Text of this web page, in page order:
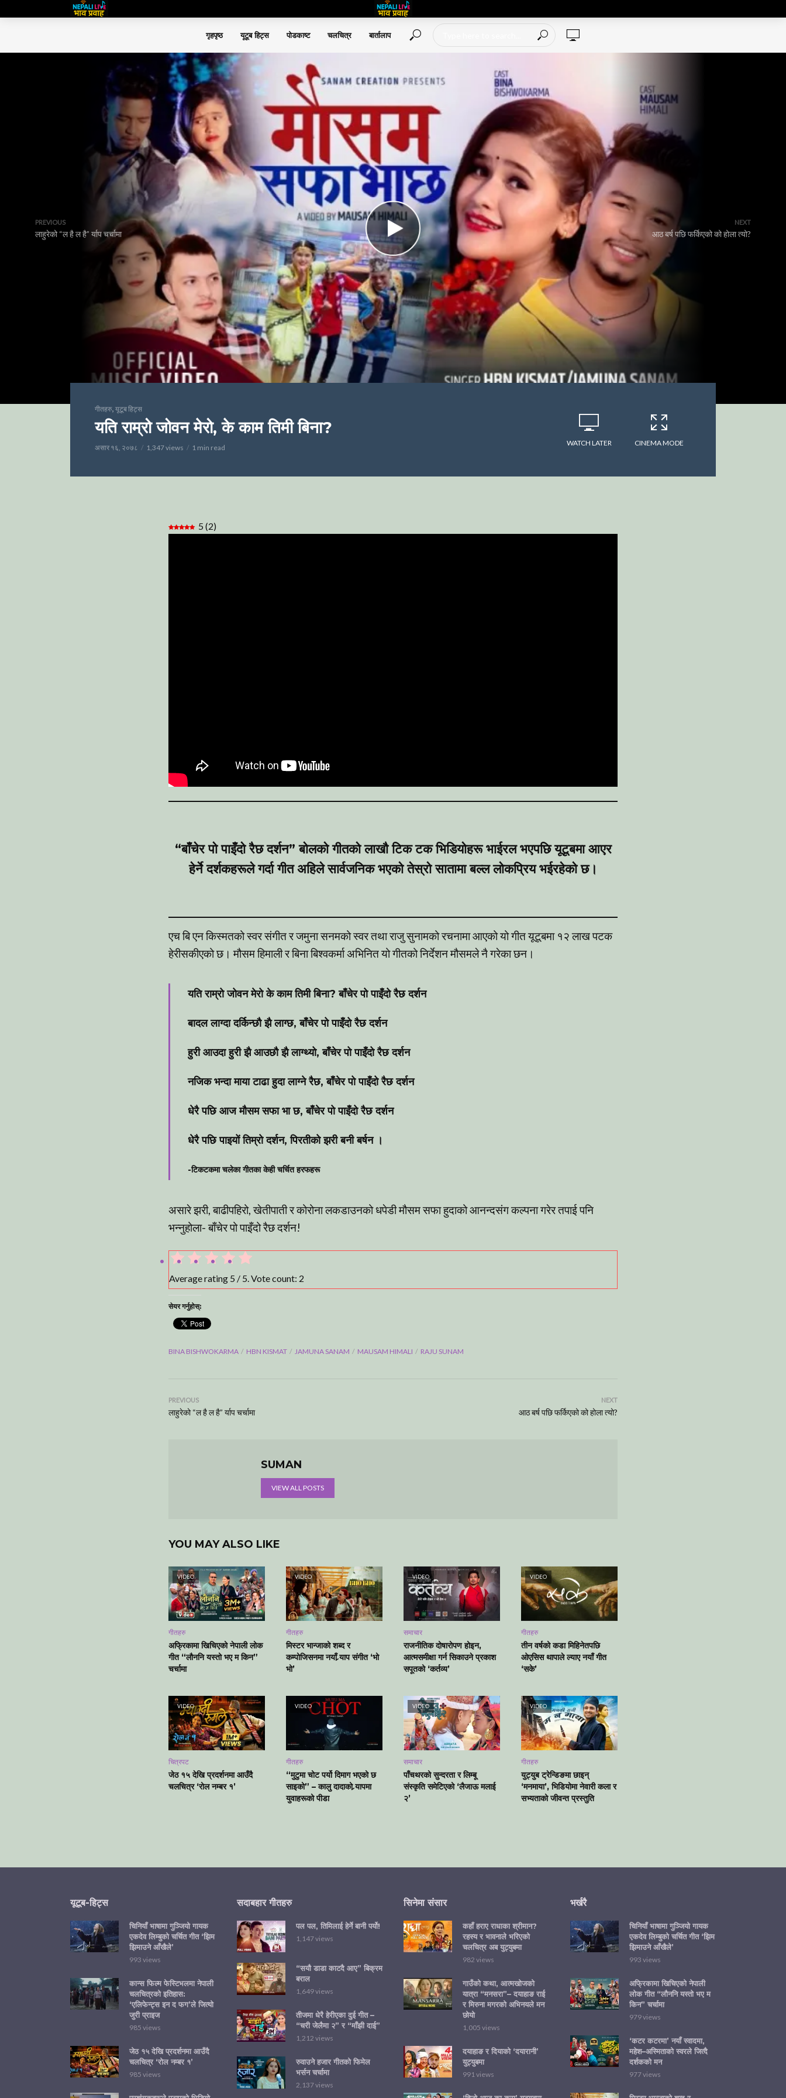
गृहपृष्ठ यूटूब हिट्स पोडकाष्ट चलचित्र बार्तालाप
PREVIOUS
लाहुरेको “ल है ल है” र्याप चर्चामा
NEXT
आठ बर्ष पछि फर्किएको को होला त्यो?
गीतहरु, यूटूब हिट्स
यति राम्रो जोवन मेरो, के काम तिमी बिना?
असार १६, २०७८ 1,347 views 1 min read
WATCH LATER CINEMA MODE
5 (2)
“बाँचेर पो पाइँदो रैछ दर्शन” बोलको गीतको लाखौ टिक टक भिडियोहरू भाईरल भएपछि यूटूबमा आएर
हेर्ने दर्शकहरूले गर्दा गीत अहिले सार्वजनिक भएको तेस्रो सातामा बल्ल लोकप्रिय भईरहेको छ।
एच बि एन किस्मतको स्वर संगीत र जमुना सनमको स्वर तथा राजु सुनामको रचनामा आएको यो गीत यूटूबमा १२ लाख पटक
हेरीसकीएको छ। मौसम हिमाली र बिना बिश्वकर्मा अभिनित यो गीतको निर्देशन मौसमले नै गरेका छन।
यति राम्रो जोवन मेरो के काम तिमी बिना?बाँचेर पो पाइँदो रैछ दर्शन
बादल लाग्दा दर्किन्छौ झै लाग्छ,बाँचेर पो पाइँदो रैछ दर्शन
हुरी आउदा हुरी झै आउछौ झै लाग्थ्यो,बाँचेर पो पाइँदोरैछ दर्शन
नजिक भन्दा माया टाढा हुदा लाग्ने रैछ,बाँचेर पो पाइँदो रैछ दर्शन
धेरै पछि आज मौसम सफा भा छ,बाँचेर पो पाइँदो रैछ दर्शन
धेरै पछि पाइयों तिम्रो दर्शन, पिरतीको झरी बनी बर्षन ।
-टिकटकमा चलेका गीतका केही चर्चित हरफहरू
असारे झरी, बाढीपहिरो, खेतीपाती र कोरोना लकडाउनको धपेडी मौसम सफा हुदाको आनन्दसंग कल्पना गरेर तपाई पनि
भन्नुहोला- बाँचेर पो पाइँदो रैछ दर्शन!
Average rating 5 / 5. Vote count: 2
सेयर गर्नुहोस्:
BINA BISHWOKARMA HBN KISMAT JAMUNA SANAM MAUSAM HIMALI RAJU SUNAM
PREVIOUS
लाहुरेको “ल है ल है” र्याप चर्चामा
NEXT
आठ बर्ष पछि फर्किएको को होला त्यो?
SUMAN
VIEW ALL POSTS
YOU MAY ALSO LIKE
VIDEO
गीतहरु
अफ्रिकामा खिचिएको नेपाली लोक
गीत “लौननि यस्तो भए म किन”
चर्चामा
VIDEO
गीतहरु
मिस्टर भान्जाको शब्द र
कम्पोजिसनमा नयाँ र्‍याप संगीत ‘भो
भो’
VIDEO
समाचार
राजनीतिक दोषारोपण होइन,
आत्मसमीक्षा गर्न सिकाउने प्रकाश
सपूतको ‘कर्तव्य’
VIDEO
गीतहरु
तीन वर्षको कडा मिहिनेतपछि
ओएसिस थापाले ल्याए नयाँ गीत
‘सके’
VIDEO
चित्रपट
जेठ १५ देखि प्रदर्शनमा आउँदै
चलचित्र ‘रोल नम्बर १’
VIDEO
गीतहरु
“मुटुमा चोट पर्यो दिमाग भएको छ
साइको” – कालु दादाको र्‍यापमा
युवाहरूको पीडा
VIDEO
समाचार
पाँचथरको सुन्दरता र लिम्बू
संस्कृति समेटिएको ‘लैजाऊ मलाई
२’
VIDEO
गीतहरु
युट्युब ट्रेन्डिङमा छाइन्
‘मनमाया’, भिडियोमा नेवारी कला र
सभ्यताको जीवन्त प्रस्तुति
यूटूब-हिट्स
चिनियाँ भाषामा गुञ्जियो गायक
एकदेव लिम्बुको चर्चित गीत ‘झिम
झिमाउने आँखैले’
993 views
कान्स फिल्म फेस्टिभलमा नेपाली
चलचित्रको इतिहास:
‘एलिफेन्ट्स इन द फग’ले जित्यो
जुरी प्राइज
985 views
जेठ १५ देखि प्रदर्शनमा आउँदै
चलचित्र ‘रोल नम्बर १’
985 views
सदाबहार गीतहरु
पल पल, तिमिलाई हेर्ने बानी पर्यो!
1,147 views
“सयौ डाडा काटदै आए” बिक्रम
बराल
1,649 views
तीजमा धेरै हेरीएका दुई गीत –
“चरी जेलैमा २” र “माँझी दाई”
1,212 views
रुवाउने हजार गीतको फिमेल
भर्सन चर्चामा
2,137 views
सिनेमा संसार
कहाँ हराए राधाका श्रीमान?
रहस्य र भावनाले भरिएको
चलचित्र अब युट्युबमा
982 views
गाउँको कथा, आत्मखोजको
यात्रा “मनसरा”– दयाहाङ राई
र मिरुना मगरको अभिनयले मन
छोयो
1,005 views
दयाहाङ र दियाको ‘दयारानी’
युट्युबमा
991 views
भर्खरै
चिनियाँ भाषामा गुञ्जियो गायक
एकदेव लिम्बुको चर्चित गीत ‘झिम
झिमाउने आँखैले’
993 views
अफ्रिकामा खिचिएको नेपाली
लोक गीत “लौननि यस्तो भए म
किन” चर्चामा
979 views
‘कटर कटरमा’ नयाँ स्वादमा,
महेश–अस्मिताको स्वरले जित्दै
दर्शकको मन
977 views